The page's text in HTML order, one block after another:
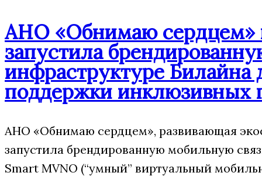
АНО «Обнимаю сердцем»
запустила
инфраструктуре Билайна
поддержки инклюзивных
АНО «Обнимаю сердцем», развивающая
запустила брендированную мобильную
Smart MVNO (“умный” виртуальный